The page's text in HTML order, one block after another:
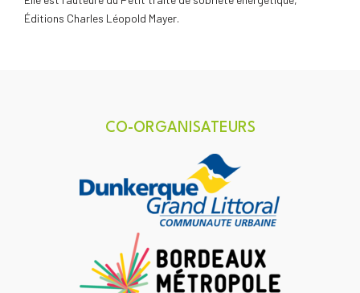
Éditions Charles Léopold Mayer.
CO-ORGANISATEURS